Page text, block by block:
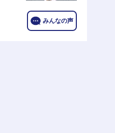
みんなの声